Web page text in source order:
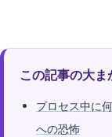
この記事の大ま
プロセス中に
への恐怖